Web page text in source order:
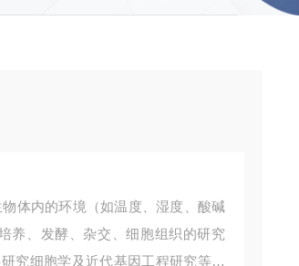
体内的环境（如温度、湿度、酸碱
养、发酵、杂交、细胞组织的研究
究细胞学及近代基因工程研究等领